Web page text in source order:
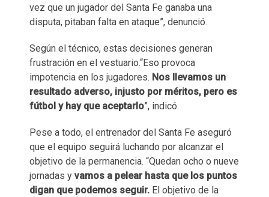
vez que un jugador del Santa Fe ganaba una
disputa, pitaban falta en ataque”, denunció.
Según el técnico, estas decisiones generan
frustración en el vestuario.“Eso provoca
impotencia en los jugadores. Nos llevamos un
resultado adverso, injusto por méritos, pero es
fútbol y hay que aceptarlo”, indicó.
Pese a todo, el entrenador del Santa Fe aseguró
que el equipo seguirá luchando por alcanzar el
objetivo de la permanencia. “Quedan ocho o nueve
jornadas y vamos a pelear hasta que los puntos
digan que podemos seguir. El objetivo de la